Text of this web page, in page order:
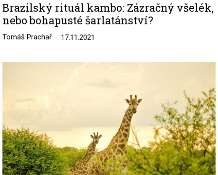
Brazilský rituál kambo: Zázračný všelék,
nebo bohapusté šarlatánství?
Tomáš Prachař 17.11.2021